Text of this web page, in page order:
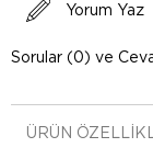
Yorum Yaz
Sorular (0) ve
ÜRÜN